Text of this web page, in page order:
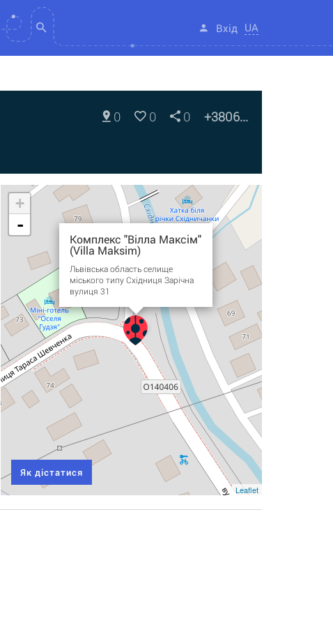
Вхід UA
0 0 0 +3806...
Комплекс "Вілла Максім"
(Villa Maksim)
Львівська область селище
міського типу Східниця Зарічна
вулиця 31
+
-
Leaflet
Як дістатися